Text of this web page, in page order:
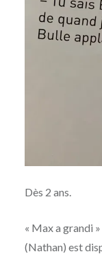
Dès 2 ans.
« Max a grandi
(Nathan) est